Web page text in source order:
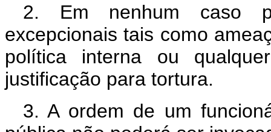
2. Em nenhum caso
excepcionais tais como
política interna ou
justificação para tortura.
3. A ordem de um